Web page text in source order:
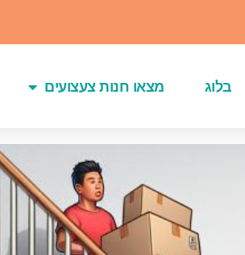
בלוג מצאו חנות צעצועים